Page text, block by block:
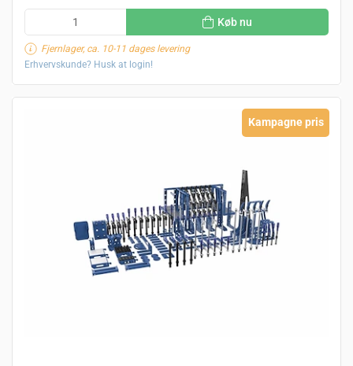
Køb nu
Fjernlager, ca. 10-11 dages levering
Erhvervskunde? Husk at login!
Kampagne pris